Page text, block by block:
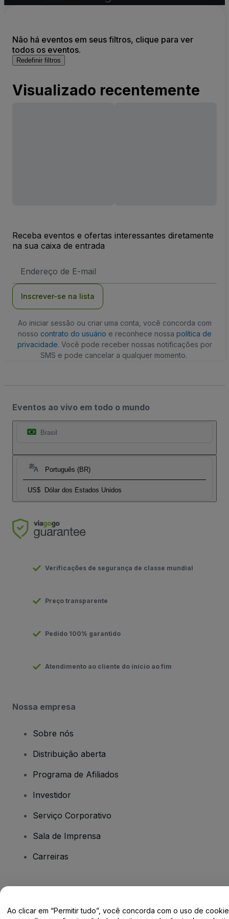
Não há eventos em seus filtros, clique para ver
todos os eventos.
Redefinir filtros
Visualizado recentemente
Receba eventos e ofertas interessantes diretamente
na sua caixa de entrada
de
Inscrever-se na lista
Ao iniciar sessão ou criar uma conta, você concorda com
nosso contrato do usuário e reconhece nossa política de
privacidade. Você pode receber nossas notificações por
SMS e pode cancelar a qualquer momento.
Eventos ao vivo em todo o mundo
Brasil
Português (BR)
US$ Dólar dos Estados Unidos
Verificações de segurança de classe mundial
Preço transparente
Pedido 100% garantido
Atendimento ao cliente do início ao fim
Nossa empresa
Sobre nós
Distribuição aberta
Programa de Afiliados
Investidor
Serviço Corporativo
Sala de Imprensa
Carreiras
Ao clicar em “Permitir tudo”, você concorda com o uso de